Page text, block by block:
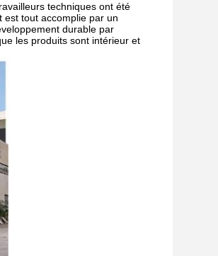
techniques ont été
est tout accomplie par un
durable par
les produits sont intérieur et